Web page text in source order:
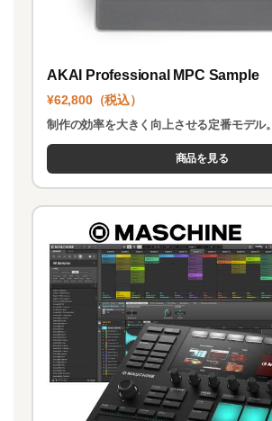
AKAI Professional MPC Sample
¥62,800（税込）
制作の効率を大きく向上させる定番モデル。
商品を見る